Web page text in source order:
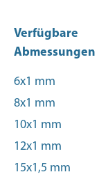
Verfügbare
Abmessungen
6x1 mm
8x1 mm
10x1 mm
12x1 mm
15x1,5 mm